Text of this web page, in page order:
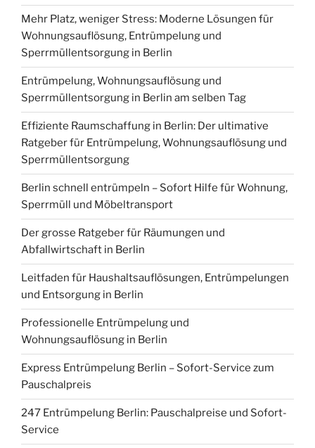
Mehr Platz, weniger Stress: Moderne Lösungen für
Wohnungsauflösung, Entrümpelung und
Sperrmüllentsorgung in Berlin
Entrümpelung, Wohnungsauflösung und
Sperrmüllentsorgung in Berlin am selben Tag
Effiziente Raumschaffung in Berlin: Der ultimative
Ratgeber für Entrümpelung, Wohnungsauflösung und
Sperrmüllentsorgung
Berlin schnell entrümpeln – Sofort Hilfe für Wohnung,
Sperrmüll und Möbeltransport
Der grosse Ratgeber für Räumungen und
Abfallwirtschaft in Berlin
Leitfaden für Haushaltsauflösungen, Entrümpelungen
und Entsorgung in Berlin
Professionelle Entrümpelung und
Wohnungsauflösung in Berlin
Express Entrümpelung Berlin – Sofort-Service zum
Pauschalpreis
247 Entrümpelung Berlin: Pauschalpreise und Sofort-
Service